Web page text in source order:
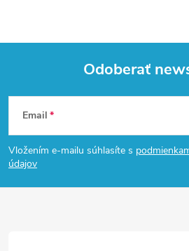
Z
á
p
Odoberať
Email
Vložením e-mailu súhlasíte s
údajov